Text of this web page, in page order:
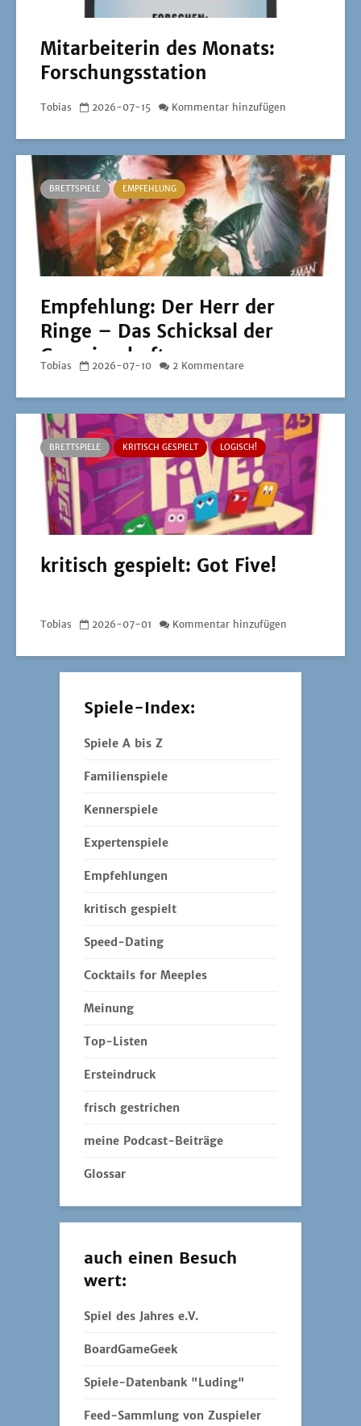
Mitarbeiterin des Monats:
Forschungsstation
Tobias 2026-07-15 Kommentar hinzufügen
BRETTSPIELE EMPFEHLUNG
Empfehlung: Der Herr der
Ringe – Das Schicksal der
Gemeinschaft
Tobias 2026-07-10 2 Kommentare
BRETTSPIELE KRITISCH GESPIELT LOGISCH!
kritisch gespielt: Got Five!
Tobias 2026-07-01 Kommentar hinzufügen
Spiele-Index:
Spiele A bis Z
Familienspiele
Kennerspiele
Expertenspiele
Empfehlungen
kritisch gespielt
Speed-Dating
Cocktails for Meeples
Meinung
Top-Listen
Ersteindruck
frisch gestrichen
meine Podcast-Beiträge
Glossar
auch einen Besuch
wert:
Spiel des Jahres e.V.
BoardGameGeek
Spiele-Datenbank "Luding"
Feed-Sammlung von Zuspieler